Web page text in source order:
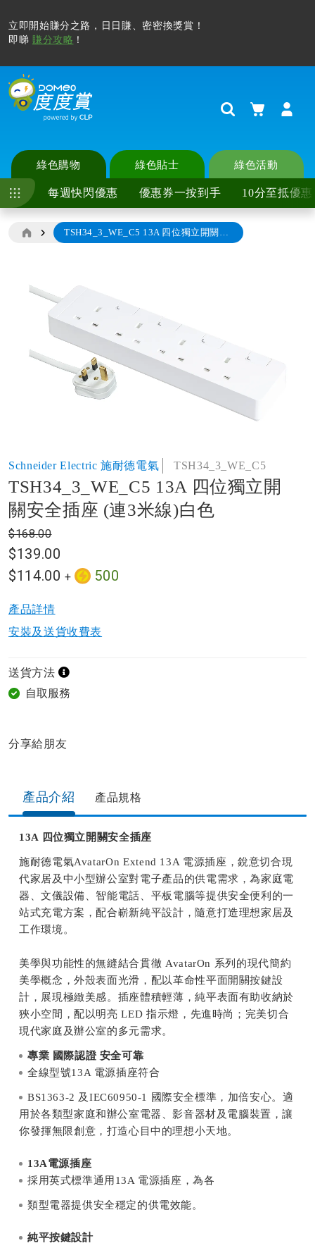
立即開始賺分之路，日日賺、密密換獎賞！
即睇 賺分攻略 ！
Search購物車
綠色購物
每週快閃優惠 優惠券一按到手 10分至抵優惠
綠色貼士 綠色活動
TSH34_3_WE_C5 13A 四位獨立開關安全插座 (連3米線)白色
the
images
to
the
beginning
of
the
images
gallery
Schneider Electric 施耐德電氣 TSH34_3_WE_C5
TSH34_3_WE_C5 13A 四位獨立開
關安全插座 (連3米線)白色
$139.00
$114.00 + 500
$168.00
產品詳情​
安裝及送貨收費表
送貨方法
自取服務
分享給朋友​
產品介紹 產品規格​
13A 四位獨立開關安全插座
施耐德電氣AvatarOn Extend 13A 電源插座，銳意切合現
代家居及中小型辦公室對電子產品的供電需求，為家庭電
器、文儀設備、智能電話、平板電腦等提供安全便利的一
站式充電方案，配合嶄新純平設計，隨意打造理想家居及
工作環境。
美學與功能性的無縫結合貫徹 AvatarOn 系列的現代簡約
美學概念，外殼表面光滑，配以革命性平面開關按鍵設
計，展現極緻美感。插座體積輕薄，純平表面有助收納於
狹小空間，配以明亮 LED 指示燈，先進時尚；完美切合
現代家庭及辦公室的多元需求。
專業 國際認證 安全可靠
全線型號13A 電源插座符合
BS1363-2 及IEC60950-1 國際安全標準，加倍安心。適
用於各類型家庭和辦公室電器、影音器材及電腦裝置，讓
你發揮無限創意，打造心目中的理想小天地。
13A電源插座
採用英式標準通用13A 電源插座，為各
類型電器提供安全穩定的供電效能。
純平按鍵設計